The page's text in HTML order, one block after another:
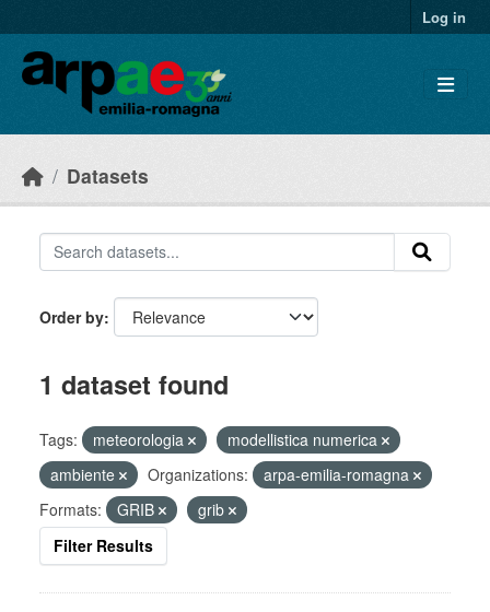
Log in
Datasets
Order by
1 dataset found
Tags: meteorologia
modellistica numerica
ambiente
Organizations:
arpa-emilia-romagna
Formats:
GRIB
grib
Filter Results